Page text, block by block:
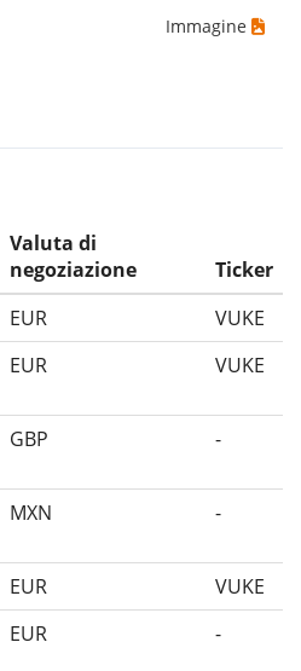
Immagine
Valuta di
negoziazione
Ticker
EUR
VUKE
EUR VUKE
GBP -
MXN -
EUR
VUKE
EUR -